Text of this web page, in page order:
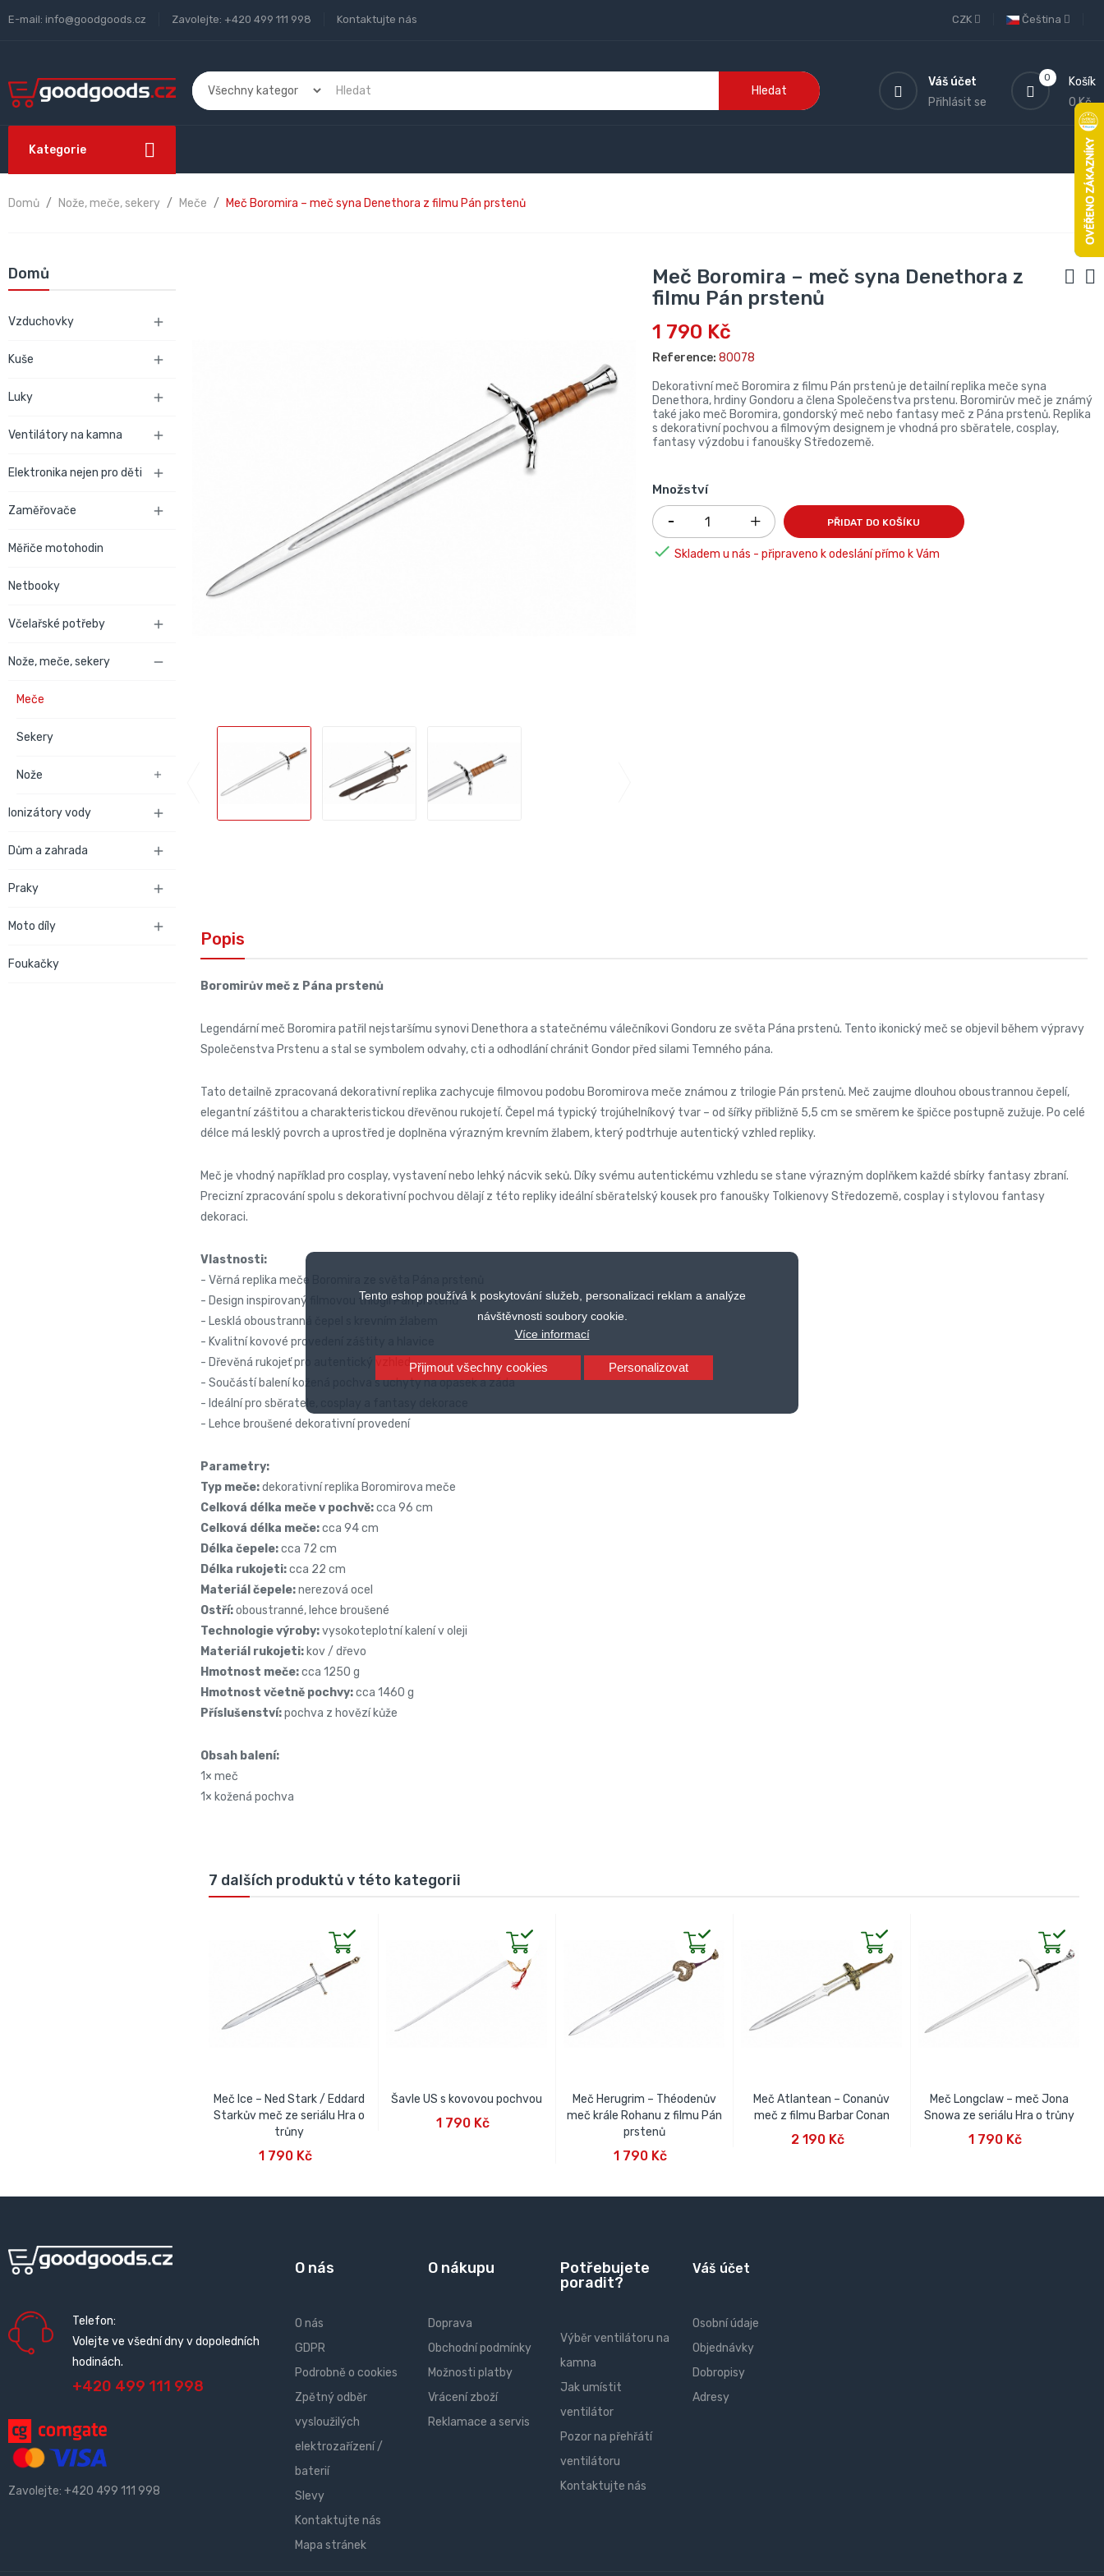
Tento eshop používá k poskytování služeb, personalizaci reklam a analýze
návštěvnosti soubory cookie.
Více informací
Přijmout všechny cookies Personalizovat
E-mail: info@goodgoods.cz Zavolejte: +420 499 111 998 Kontaktujte nás Čeština
CZK
Hledat
0
Košík
0 Kč
Váš účet
Přihlásit se
Kategorie
Domů Nože, meče, sekery Meče Meč Boromira – meč syna Denethora z filmu Pán prstenů
Domů
Vzduchovky 
Kuše 
Luky 
Ventilátory na kamna 
Elektronika nejen pro děti 
Zaměřovače 
Měřiče motohodin
Netbooky
Včelařské potřeby 
Nože, meče, sekery 
Meče
Sekery
Nože 
Ionizátory vody 
Dům a zahrada 
Praky 
Moto díly 
Foukačky
Meč Boromira – meč syna Denethora z
filmu Pán prstenů
1 790 Kč
Reference: 80078
Dekorativní meč Boromira z filmu Pán prstenů je detailní replika meče syna
Denethora, hrdiny Gondoru a člena Společenstva prstenu. Boromirův meč je známý
také jako meč Boromira, gondorský meč nebo fantasy meč z Pána prstenů. Replika
s dekorativní pochvou a filmovým designem je vhodná pro sběratele, cosplay,
fantasy výzdobu i fanoušky Středozemě.
Množství
PŘIDAT DO KOŠÍKU
 Skladem u nás - připraveno k odeslání přímo k Vám
Popis
Boromirův meč z Pána prstenů
Legendární meč Boromira patřil nejstaršímu synovi Denethora a statečnému válečníkovi Gondoru ze světa Pána prstenů. Tento ikonický meč se objevil během výpravy
Společenstva Prstenu a stal se symbolem odvahy, cti a odhodlání chránit Gondor před silami Temného pána.
Tato detailně zpracovaná dekorativní replika zachycuje filmovou podobu Boromirova meče známou z trilogie Pán prstenů. Meč zaujme dlouhou oboustrannou čepelí,
elegantní záštitou a charakteristickou dřevěnou rukojetí. Čepel má typický trojúhelníkový tvar – od šířky přibližně 5,5 cm se směrem ke špičce postupně zužuje. Po celé
délce má lesklý povrch a uprostřed je doplněna výrazným krevním žlabem, který podtrhuje autentický vzhled repliky.
Meč je vhodný například pro cosplay, vystavení nebo lehký nácvik seků. Díky svému autentickému vzhledu se stane výrazným doplňkem každé sbírky fantasy zbraní.
Precizní zpracování spolu s dekorativní pochvou dělají z této repliky ideální sběratelský kousek pro fanoušky Tolkienovy Středozemě, cosplay i stylovou fantasy
dekoraci.
Vlastnosti:
- Věrná replika meče Boromira ze světa Pána prstenů
- Design inspirovaný filmovou trilogií Pán prstenů
- Lesklá oboustranná čepel s krevním žlabem
- Kvalitní kovové provedení záštity a hlavice
- Dřevěná rukojeť pro autentický vzhled
- Součástí balení kožená pochva s uchyty na opasek a záda
- Ideální pro sběratele, cosplay a fantasy dekorace
- Lehce broušené dekorativní provedení
Parametry:
Typ meče:dekorativní replika Boromirova meče
Celková délka meče v pochvě:cca 96 cm
Celková délka meče:cca 94 cm
Délka čepele:cca 72 cm
Délka rukojeti:cca 22 cm
Materiál čepele:nerezová ocel
Ostří:oboustranné, lehce broušené
Technologie výroby:vysokoteplotní kalení v oleji
Materiál rukojeti: kov / dřevo
Hmotnost meče:cca 1250 g
Hmotnost včetně pochvy:cca 1460 g
Příslušenství:pochva z hovězí kůže
Obsah balení:
1× meč
1× kožená pochva
7 dalších produktů v této kategorii
Meč Ice – Ned Stark / Eddard
Starkův meč ze seriálu Hra o
trůny
1 790 Kč
Šavle US s kovovou pochvou
1 790 Kč
Meč Herugrim – Théodenův
meč krále Rohanu z filmu Pán
prstenů
1 790 Kč
Meč Atlantean – Conanův
meč z filmu Barbar Conan
2 190 Kč
Meč Longclaw – meč Jona
Snowa ze seriálu Hra o trůny
1 790 Kč
Telefon:
Volejte ve všední dny v dopoledních
hodinách.
+420 499 111 998
Zavolejte: +420 499 111 998
O nás
O nás
GDPR
Podrobně o cookies
Zpětný odběr
vysloužilých
elektrozařízení /
baterií
Slevy
Kontaktujte nás
Mapa stránek
O nákupu
Doprava
Obchodní podmínky
Možnosti platby
Vrácení zboží
Reklamace a servis
Potřebujete
poradit?
Výběr ventilátoru na
kamna
Jak umístit
ventilátor
Pozor na přehřátí
ventilátoru
Kontaktujte nás
Váš účet
Osobní údaje
Objednávky
Dobropisy
Adresy